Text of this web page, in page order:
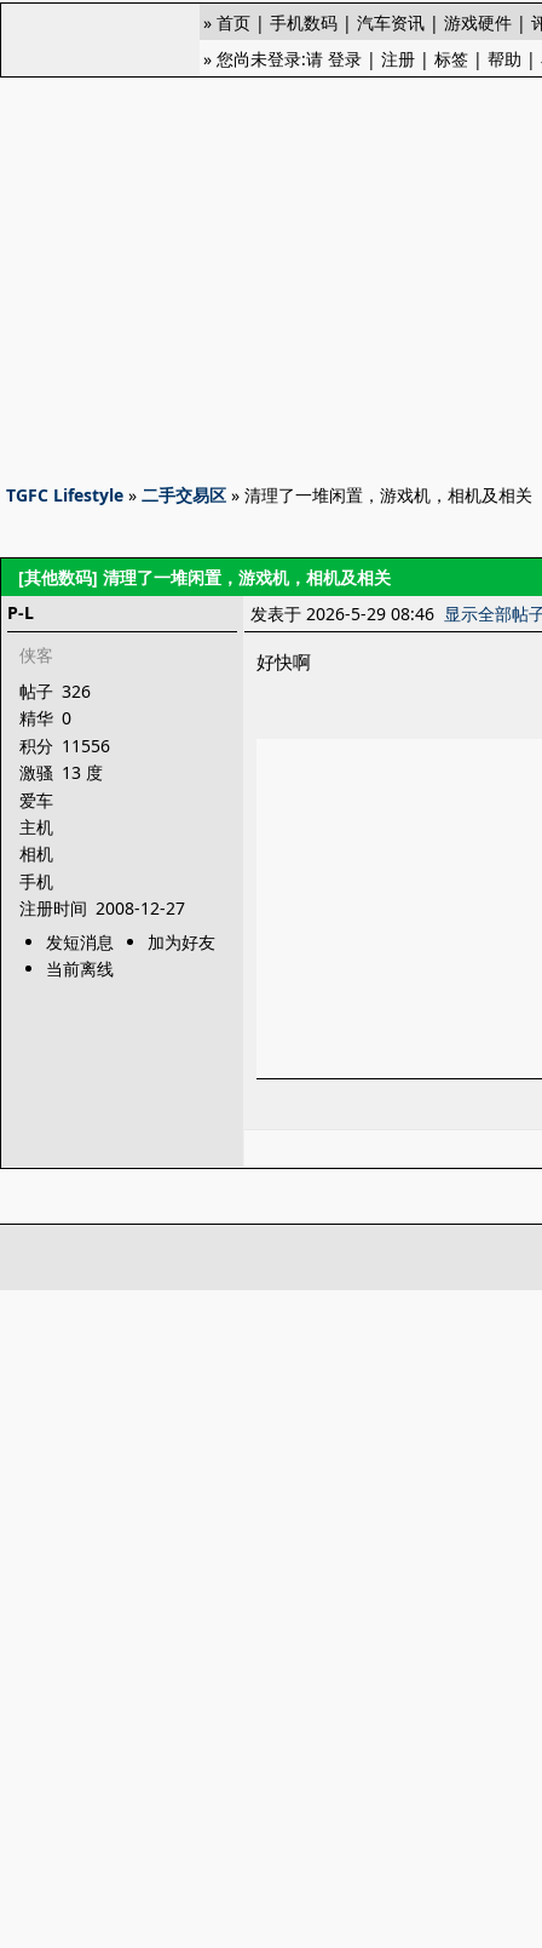
» 首页 | 手机数码 | 汽车资讯 | 游戏硬件 |
» 您尚未登录:请 登录 | 注册 | 标签 | 帮助 |
TGFC Lifestyle » 二手交易区 » 清理了一堆闲置，游戏机，相机及相关
[其他数码] 清理了一堆闲置，游戏机，相机及相关
P-L
侠客
帖子 326
精华 0
积分 11556
激骚 13 度
爱车
主机
相机
手机
注册时间 2008-12-27
发短消息
加为好友
当前离线
发表于 2026-5-29 08:46 显示全部帖
好快啊